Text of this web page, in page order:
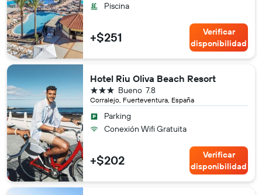
Piscina
+$251
Verificar
disponibilidad
Hotel Riu Oliva Beach Resort
Corralejo, Fuerteventura, España
7.8
Bueno
3 estrellas
Parking
Conexión Wifi Gratuita
+$202
Verificar
disponibilidad